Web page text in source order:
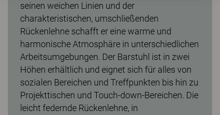
seinen weichen Linien und der
charakteristischen, umschließenden
Rückenlehne schafft er eine warme und
harmonische Atmosphäre in unterschiedlichen
Arbeitsumgebungen. Der Barstuhl ist in zwei
Höhen erhältlich und eignet sich für alles von
sozialen Bereichen und Treffpunkten bis hin zu
Projekttischen und Touch-down-Bereichen. Die
leicht federnde Rückenlehne, in